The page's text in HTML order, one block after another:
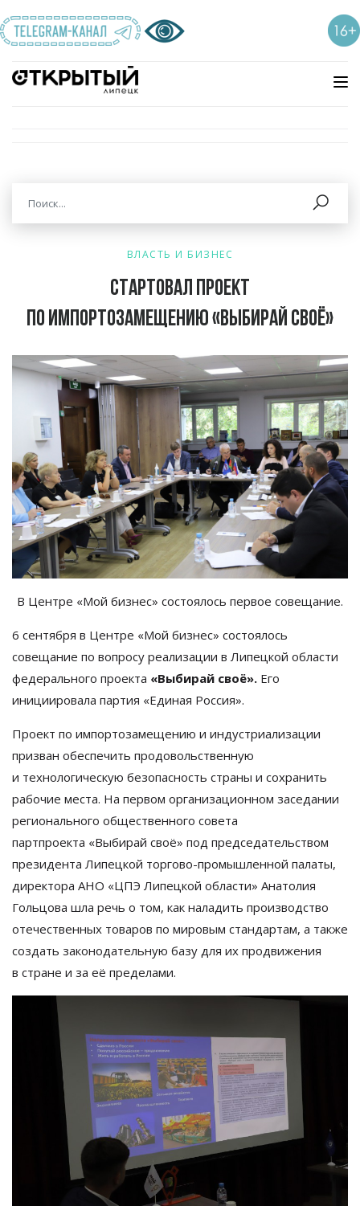
ВЛАСТЬ И БИЗНЕС
Стартовал проект
по импортозамещению «Выбирай своё»
В Центре «Мой бизнес» состоялось первое совещание.
6 сентября в Центре «Мой бизнес» состоялось
совещание по вопросу реализации в Липецкой области
федерального проекта «Выбирай своё». Его
инициировала партия «Единая Россия».
Проект по импортозамещению и индустриализации
призван обеспечить продовольственную
и технологическую безопасность страны и сохранить
рабочие места. На первом организационном заседании
регионального общественного совета
партпроекта «Выбирай своё» под председательством
президента Липецкой торгово-промышленной палаты,
директора АНО «ЦПЭ Липецкой области» Анатолия
Гольцова шла речь о том, как наладить производство
отечественных товаров по мировым стандартам, а также
создать законодательную базу для их продвижения
в стране и за её пределами.